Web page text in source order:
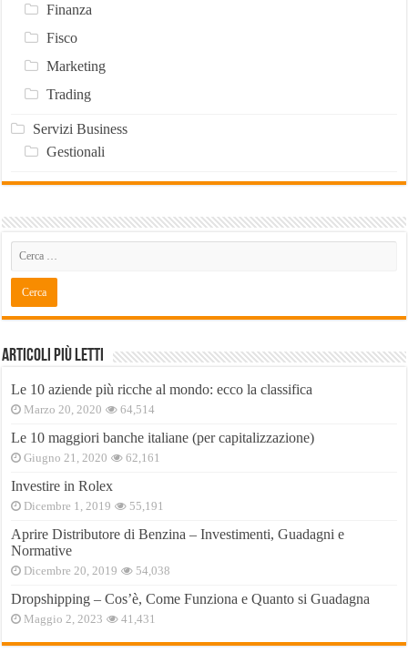
Finanza
Fisco
Marketing
Trading
Servizi Business
Gestionali
Articoli Più Letti
Le 10 aziende più ricche al mondo: ecco la classifica
Marzo 20, 2020 64,514
Le 10 maggiori banche italiane (per capitalizzazione)
Giugno 21, 2020 62,161
Investire in Rolex
Dicembre 1, 2019 55,191
Aprire Distributore di Benzina – Investimenti, Guadagni e
Normative
Dicembre 20, 2019 54,038
Dropshipping – Cos’è, Come Funziona e Quanto si Guadagna
Maggio 2, 2023 41,431